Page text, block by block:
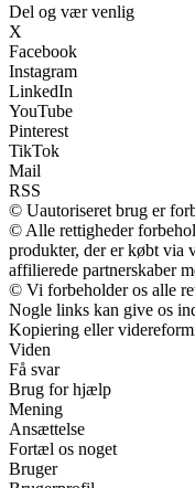
Del og vær venlig
X
Facebook
Instagram
LinkedIn
YouTube
Pinterest
TikTok
Mail
RSS
© Uautoriseret brug er
© Alle rettigheder
produkter, der er købt via
affilierede partnerskaber
© Vi forbeholder os alle
Nogle links kan give os
Kopiering eller
Viden
Få svar
Brug for hjælp
Mening
Ansættelse
Fortæl os noget
Bruger